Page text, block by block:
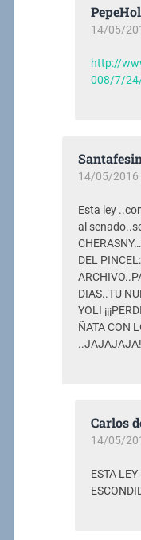
14/05/
http://
008/7/
14/05/2016
Esta ley
al
DEL
DIAS..TU
YOLI
ÑATA CON
Carlos
14/05/
ESTA